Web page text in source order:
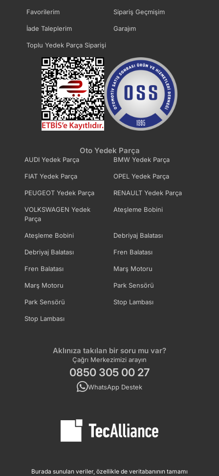
Yağ Pompası Zinciri Yağ Soğutucu
Yağ Soğutucu Contası Yağ Süzgeci
Yağlama Fıskiye Jeti
Favorilerim Sipariş Geçmişim
İade Taleplerim Garajım
Toplu Yedek Parça Siparişi
Oto Yedek Parça
AUDI Yedek Parça BMW Yedek Parça
FIAT Yedek Parça OPEL Yedek Parça
PEUGEOT Yedek Parça RENAULT Yedek Parça
VOLKSWAGEN Yedek
Parça
Ateşleme Bobini
Ateşleme Bobini Debriyaj Balatası
Debriyaj Balatası Fren Balatası
Fren Balatası Marş Motoru
Marş Motoru Park Sensörü
Park Sensörü Stop Lambası
Stop Lambası
Aklınıza takılan bir soru mu var?
Çağrı Merkezimizi arayın
0850 305 00 27
WhatsApp Destek
Burada sunulan veriler, özellikle de veritabanının tamamı